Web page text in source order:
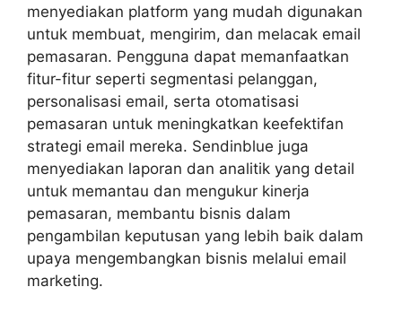
menyediakan platform yang mudah digunakan
untuk membuat, mengirim, dan melacak email
pemasaran. Pengguna dapat memanfaatkan
fitur-fitur seperti segmentasi pelanggan,
personalisasi email, serta otomatisasi
pemasaran untuk meningkatkan keefektifan
strategi email mereka. Sendinblue juga
menyediakan laporan dan analitik yang detail
untuk memantau dan mengukur kinerja
pemasaran, membantu bisnis dalam
pengambilan keputusan yang lebih baik dalam
upaya mengembangkan bisnis melalui email
marketing.